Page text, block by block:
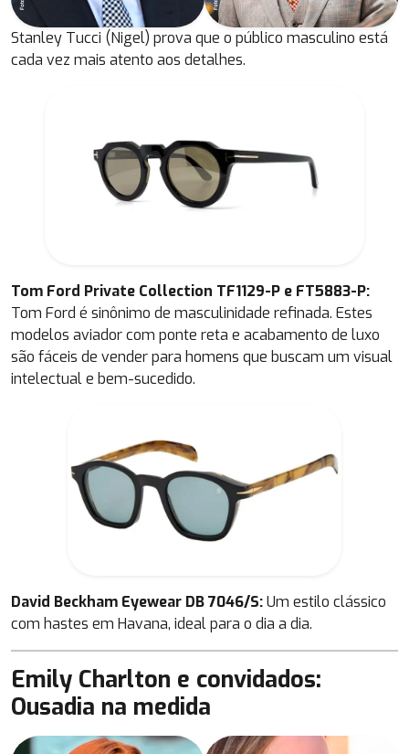
Stanley Tucci (Nigel) prova que o público masculino está
cada vez mais atento aos detalhes.
Tom Ford Private Collection TF1129-P e FT5883-P:
Tom Ford é sinônimo de masculinidade refinada. Estes
modelos aviador com ponte reta e acabamento de luxo
são fáceis de vender para homens que buscam um visual
intelectual e bem-sucedido.
David Beckham Eyewear DB 7046/S:Um estilo clássico
com hastes em Havana, ideal para o dia a dia.
Emily Charlton e convidados:
Ousadia na medida